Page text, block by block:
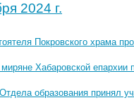
2024 г.
Покровского храма
Хабаровской
образования принял